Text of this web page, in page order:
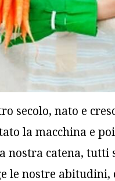
secolo, nato e
la macchina e
nostra catena, tutti
le nostre